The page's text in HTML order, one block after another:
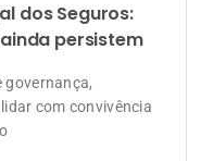
dos Seguros:
persistem
governança,
com convivência